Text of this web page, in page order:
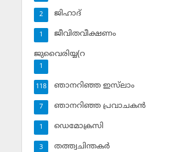
ജിഹാദ്‌
2
ജീവിതവീക്ഷണം
1
ജുവൈരിയ്യ(റ
1
ഞാനറിഞ്ഞ ഇസ്‌ലാം
118
ഞാനറിഞ്ഞ പ്രവാചകന്‍
7
ഡെമോക്രസി
1
തത്ത്വചിന്തകര്‍
3